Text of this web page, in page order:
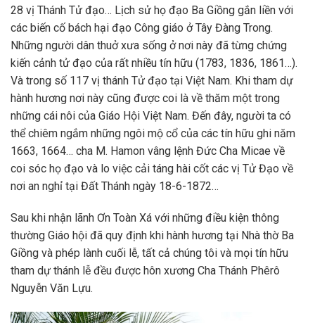
28 vị Thánh Tử đạo… Lịch sử họ đạo Ba Giồng gắn liền với
các biến cố bách hại đạo Công giáo ở Tây Đàng Trong.
Những người dân thuở xưa sống ở nơi này đã từng chứng
kiến cảnh tử đạo của rất nhiều tín hữu (1783, 1836, 1861…).
Và trong số 117 vị thánh Tử đạo tại Việt Nam. Khi tham dự
hành hương nơi này cũng được coi là về thăm một trong
những cái nôi của Giáo Hội Việt Nam. Đến đây, người ta có
thể chiêm ngắm những ngôi mộ cổ của các tín hữu ghi năm
1663, 1664… cha M. Hamon vâng lệnh Đức Cha Micae về
coi sóc họ đạo và lo việc cải táng hài cốt các vị Tử Đạo về
nơi an nghỉ tại Đất Thánh ngày 18-6-1872…
Sau khi nhận lãnh Ơn Toàn Xá với những điều kiện thông
thường Giáo hội đã quy định khi hành hương tại Nhà thờ Ba
Giồng và phép lành cuối lễ, tất cả chúng tôi và mọi tín hữu
tham dự thánh lễ đều được hôn xương Cha Thánh Phêrô
Nguyễn Văn Lựu.